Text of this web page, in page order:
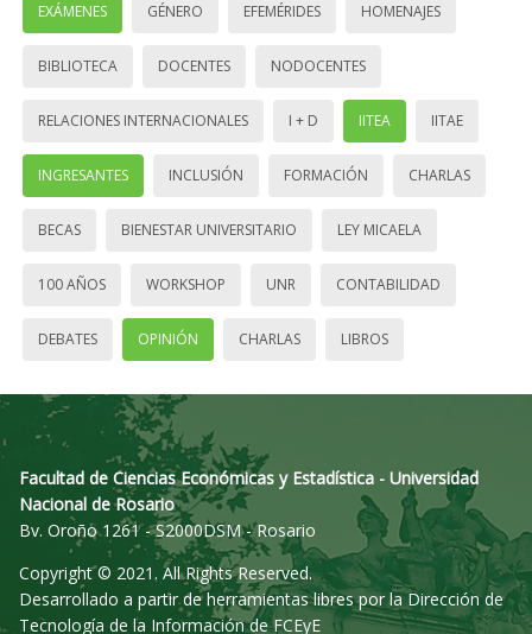
EXÁMENES GÉNERO EFEMÉRIDES HOMENAJES
BIBLIOTECA DOCENTES NODOCENTES
RELACIONES INTERNACIONALES I + D IITEA IITAE
INGRESANTES INCLUSIÓN FORMACIÓN CHARLAS
BECAS BIENESTAR UNIVERSITARIO LEY MICAELA
100 AÑOS WORKSHOP UNR CONTABILIDAD
DEBATES OPINIÓN CHARLAS LIBROS
Facultad de Ciencias Económicas y Estadística - Universidad
Nacional de Rosario
Bv. Oroño 1261 - S2000DSM - Rosario
Copyright © 2021. All Rights Reserved.
Desarrollado a partir de herramientas libres por la Dirección de
Tecnología de la Información de FCEyE